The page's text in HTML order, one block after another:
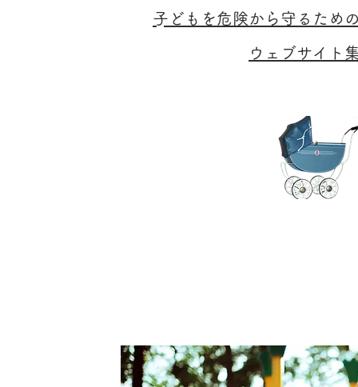
子どもを危険から守るため
ウェブサイト